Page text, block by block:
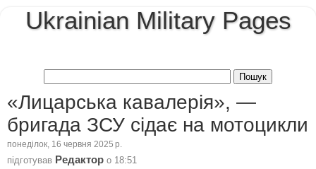
Ukrainian Military Pages
«Лицарська кавалерія», —
бригада ЗСУ сідає на мотоцикли
понеділок, 16 червня 2025 р.
підготував Редактор о 18:51